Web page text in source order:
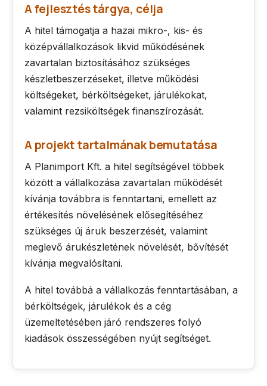
A fejlesztés tárgya, célja
A hitel támogatja a hazai mikro-, kis- és
középvállalkozások likvid működésének
zavartalan biztosításához szükséges
készletbeszerzéseket, illetve működési
költségeket, bérköltségeket, járulékokat,
valamint rezsiköltségek finanszírozását.
A projekt tartalmának bemutatása
A Planimport Kft. a hitel segítségével többek
között a vállalkozása zavartalan működését
kívánja továbbra is fenntartani, emellett az
értékesítés növelésének elősegítéséhez
szükséges új áruk beszerzését, valamint
meglevő árukészletének növelését, bővítését
kívánja megvalósítani.
A hitel továbbá a vállalkozás fenntartásában, a
bérköltségek, járulékok és a cég
üzemeltetésében járó rendszeres folyó
kiadások összességében nyújt segítséget.